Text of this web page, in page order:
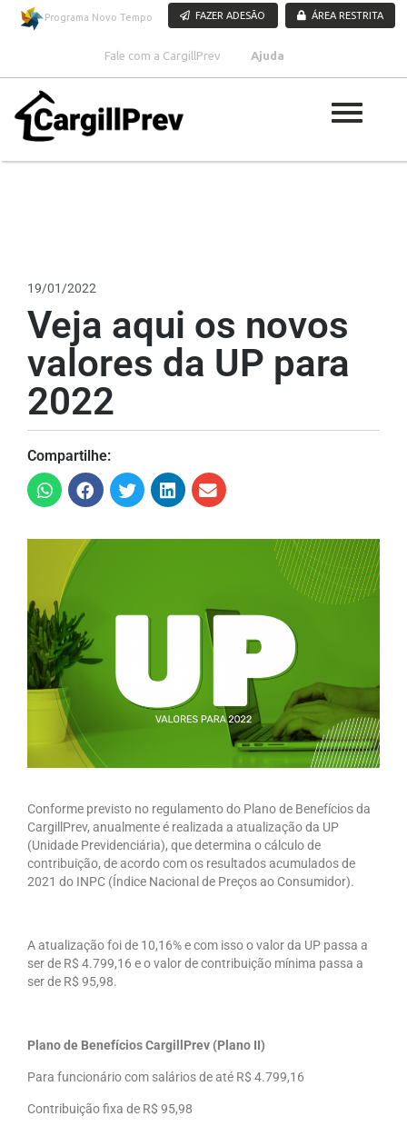
Pular para o conteúdo
Programa Novo Tempo FAZER ADESÃO ÁREA RESTRITA
Fale com a CargillPrev Ajuda
19/01/2022
Veja aqui os novos
valores da UP para
2022
Compartilhe:
Conforme previsto no regulamento do Plano de Benefícios da
CargillPrev, anualmente é realizada a atualização da UP
(Unidade Previdenciária), que determina o cálculo de
contribuição, de acordo com os resultados acumulados de
2021 do INPC (Índice Nacional de Preços ao Consumidor).
A atualização foi de 10,16% e com isso o valor da UP passa a
ser de R$ 4.799,16 e o valor de contribuição mínima passa a
ser de R$ 95,98.
Plano de Benefícios CargillPrev (Plano II)
Para funcionário com salários de até R$ 4.799,16
Contribuição fixa de R$ 95,98